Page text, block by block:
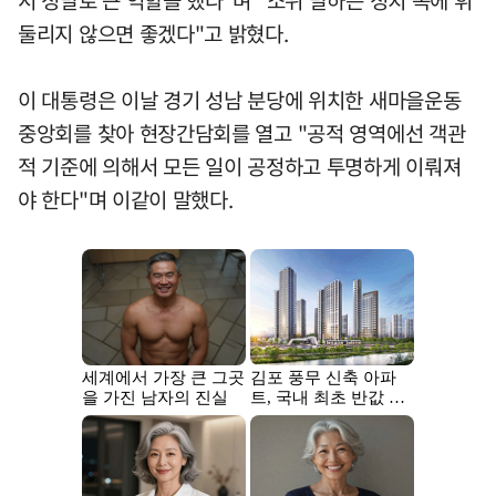
둘리지 않으면 좋겠다"고 밝혔다.
이 대통령은 이날 경기 성남 분당에 위치한 새마을운동
중앙회를 찾아 현장간담회를 열고 "공적 영역에선 객관
적 기준에 의해서 모든 일이 공정하고 투명하게 이뤄져
야 한다"며 이같이 말했다.